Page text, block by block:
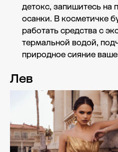
детокс, запишитесь на
осанки. В косметичке
работать средства с
термальной водой,
природное сияние
Лев